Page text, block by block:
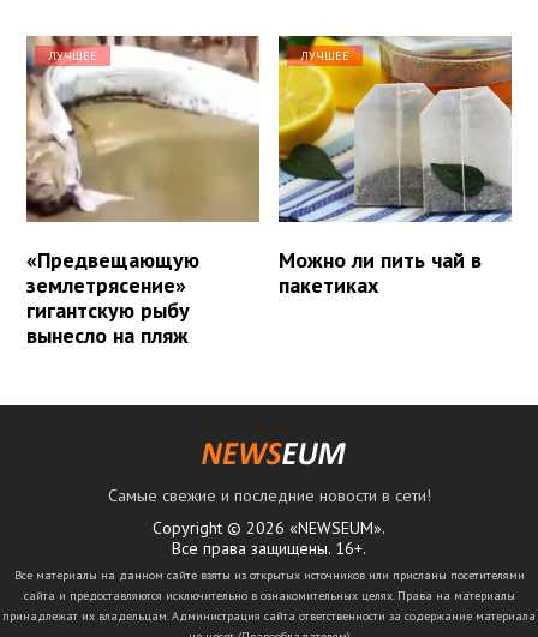
ЛУЧШЕЕ
«Предвещающую
землетрясение»
гигантскую рыбу
вынесло на пляж
ЛУЧШЕЕ
Можно ли пить чай в
пакетиках
Самые свежие и последние новости в сети!
Copyright © 2026 «NEWSEUM».
Все права защищены. 16+.
Все материалы на данном сайте взяты из открытых источников или присланы посетителями
сайта и предоставляются исключительно в ознакомительных целях. Права на материалы
принадлежат их владельцам. Администрация сайта ответственности за содержание материала